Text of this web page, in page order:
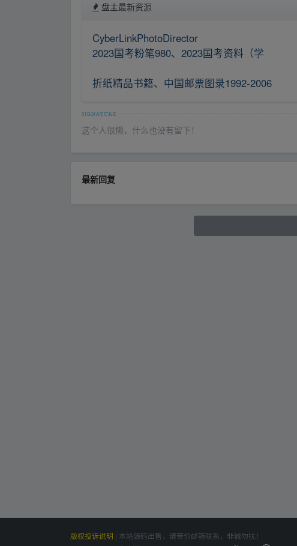
盘主最新资源
CyberLinkPhotoDirector
2023国考粉笔980、2023国考资料（学
折纸精品书籍、中国邮票图录1992-2006
这个人很懒，什么也没有留下！
最新回复
版权投诉说明 | 本站源码出售，请带价邮箱联系，非诚勿扰！